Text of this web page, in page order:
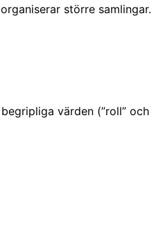
större samlingar.
värden (”roll” och